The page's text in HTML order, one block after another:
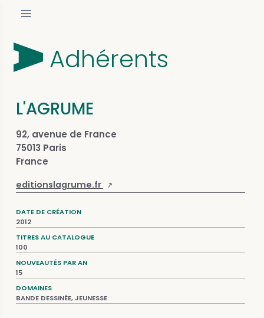
Adhérents
L'AGRUME
92, avenue de France
75013 Paris
France
editionslagrume.fr
DATE DE CRÉATION
2012
TITRES AU CATALOGUE
100
NOUVEAUTÉS PAR AN
15
DOMAINES
BANDE DESSINÉE, JEUNESSE